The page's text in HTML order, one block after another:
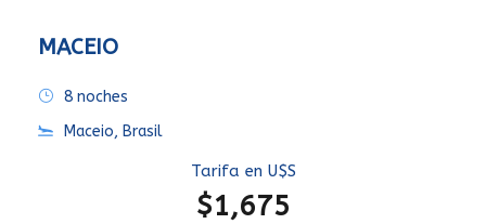
MACEIO
8 noches
Maceio, Brasil
Tarifa en U$S
$1,675